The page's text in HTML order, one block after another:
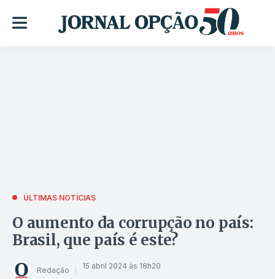
ÚLTIMAS NOTÍCIAS
O aumento da corrupção no país:
Brasil, que país é este?
Redação 15 abril 2024 às 18h20